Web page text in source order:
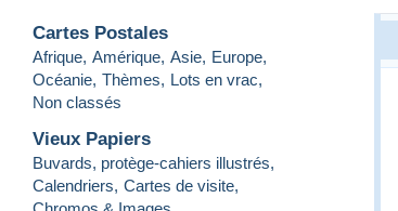
Cartes Postales
Afrique, Amérique, Asie, Europe,
Océanie, Thèmes, Lots en vrac,
Non classés
Vieux Papiers
Buvards, protège-cahiers illustrés,
Calendriers, Cartes de visite,